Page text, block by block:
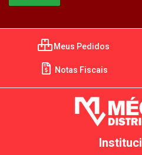
Meus Pedidos
Notas Fiscais